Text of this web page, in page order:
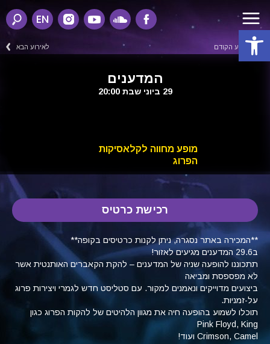
פתח סרגל נגישות
EN
לאירוע הקודם לאירוע הבא
המדענים
29 ביוני שבת 20:00
מופע מחווה לקלאסיקות
הפרוג
רכישת כרטיס
**המכירה באתר נסגרה, ניתן לקנות כרטיסים בקופה**
ב29.6 המדענים מגיעים לאזור!
תתכוננו להופעה שניה של המדענים – להקת הקאברים האותנטית אשר
לא מפספסת ומביאה
ביצועים מדוייקים ונאמנים למקור. עם סטליסט חדש לגמרי ויצירות פרוג
על-זמניות.
תוכלו לשמוע בהופעה חיה את מגוון הלהיטים של להקות הפרוג כגון
Pink Floyd, King
Crimson, Camel ועוד!